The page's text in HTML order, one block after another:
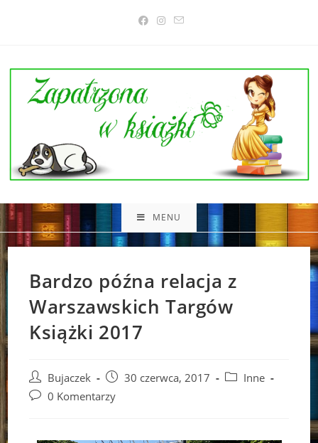
MENU
Bardzo późna relacja z
Warszawskich Targów
Książki 2017
Post
author:
Bujaczek
Post
published:
30 czerwca, 2017
PostInne
Post0 Komentarzy